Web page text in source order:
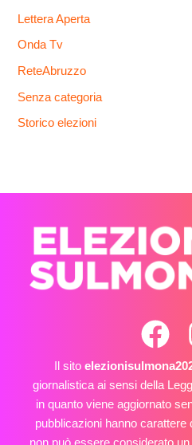
Lettera Aperta
Onda Tv
ReteAbruzzo
Senza categoria
Storico elezioni
Il sito
giornalistica ai sensi della
in quanto viene aggiornato
pubblicazioni hanno carattere